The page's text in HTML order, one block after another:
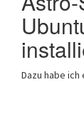
Dazu habe ich